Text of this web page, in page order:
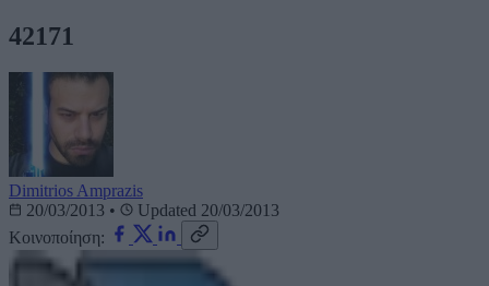
42171
Dimitrios Amprazis
20/03/2013 •
Updated 20/03/2013
Κοινοποίηση: